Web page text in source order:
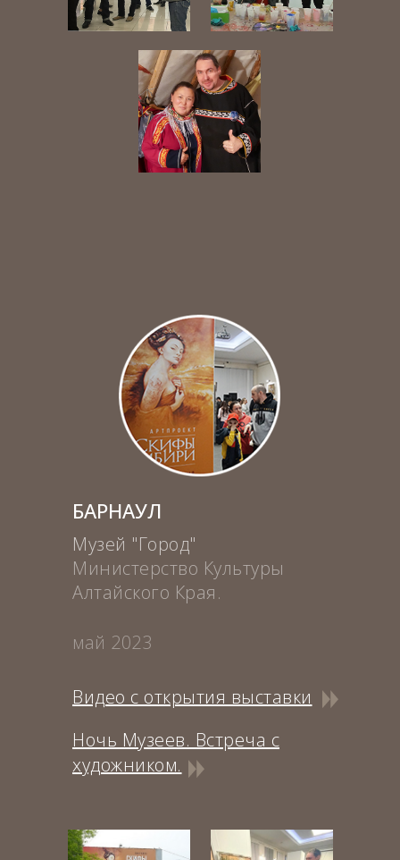
БАРНАУЛ
май 2023
Видео с открытия выставки
Музей "Город"
Ночь Музеев. Встреча с
художником.
Министерство Культуры
Алтайского Края.